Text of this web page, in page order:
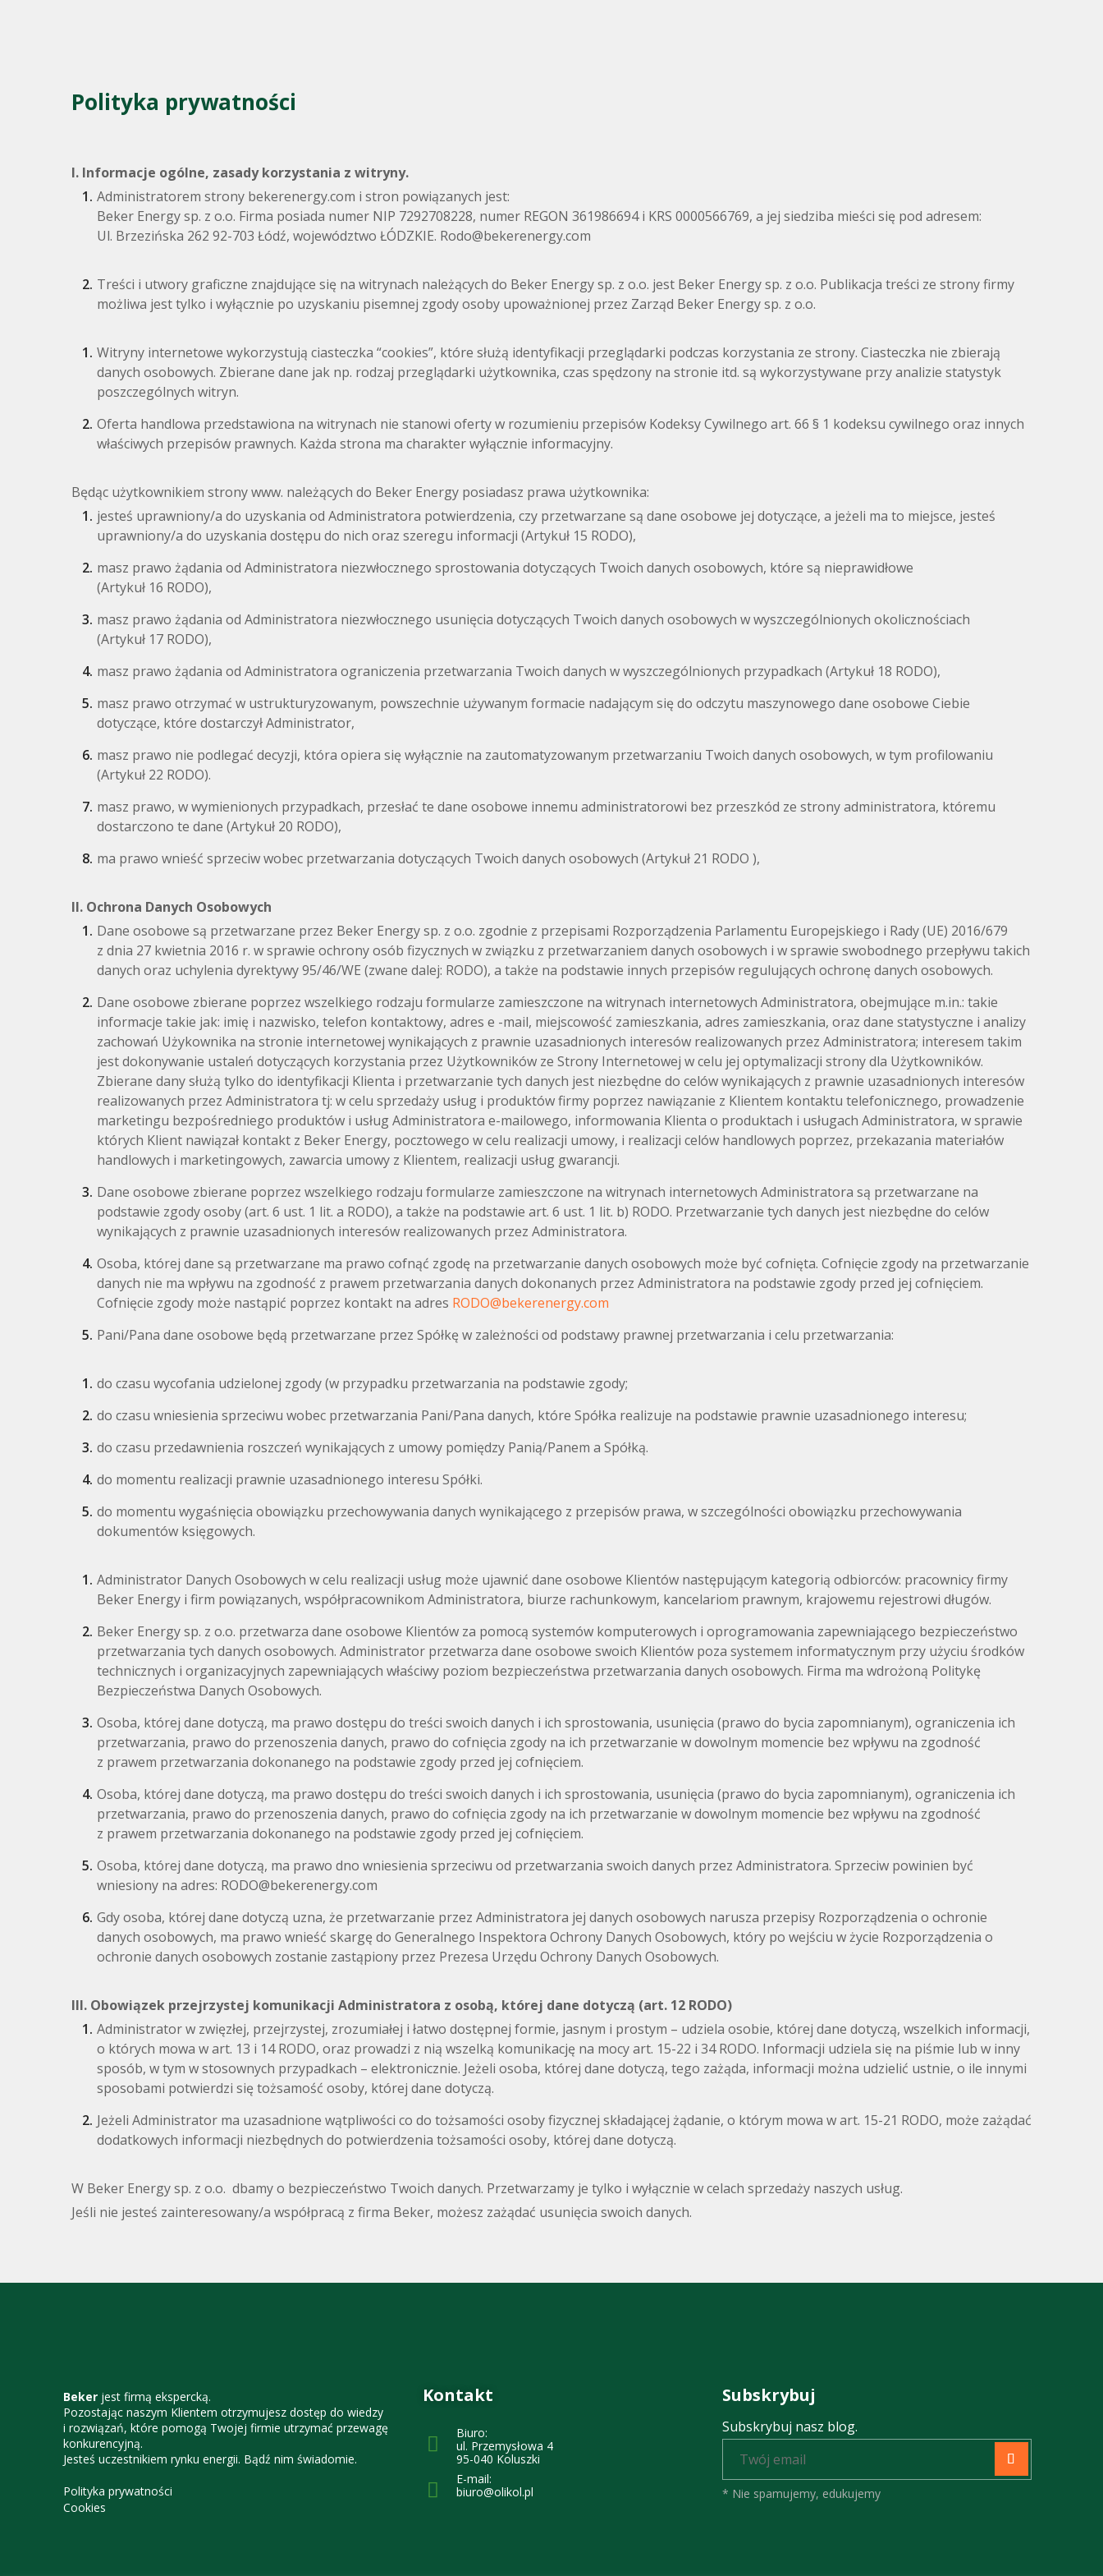
Polityka prywatności
I. Informacje ogólne, zasady korzystania z witryny.
Administratorem strony bekerenergy.com i stron powiązanych jest:
Beker Energy sp. z o.o. Firma posiada numer NIP 7292708228, numer REGON 361986694 i KRS 0000566769, a jej siedziba mieści się pod adresem:
Ul. Brzezińska 262 92-703 Łódź, województwo ŁÓDZKIE. Rodo@bekerenergy.com
Treści i utwory graficzne znajdujące się na witrynach należących do Beker Energy sp. z o.o. jest Beker Energy sp. z o.o. Publikacja treści ze strony firmy
możliwa jest tylko i wyłącznie po uzyskaniu pisemnej zgody osoby upoważnionej przez Zarząd Beker Energy sp. z o.o.
Witryny internetowe wykorzystują ciasteczka “cookies”, które służą identyfikacji przeglądarki podczas korzystania ze strony. Ciasteczka nie zbierają
danych osobowych. Zbierane dane jak np. rodzaj przeglądarki użytkownika, czas spędzony na stronie itd. są wykorzystywane przy analizie statystyk
poszczególnych witryn.
Oferta handlowa przedstawiona na witrynach nie stanowi oferty w rozumieniu przepisów Kodeksy Cywilnego art. 66 § 1 kodeksu cywilnego oraz innych
właściwych przepisów prawnych. Każda strona ma charakter wyłącznie informacyjny.
Będąc użytkownikiem strony www. należących do Beker Energy posiadasz prawa użytkownika:
jesteś uprawniony/a do uzyskania od Administratora potwierdzenia, czy przetwarzane są dane osobowe jej dotyczące, a jeżeli ma to miejsce, jesteś
uprawniony/a do uzyskania dostępu do nich oraz szeregu informacji (Artykuł 15 RODO),
masz prawo żądania od Administratora niezwłocznego sprostowania dotyczących Twoich danych osobowych, które są nieprawidłowe
(Artykuł 16 RODO),
masz prawo żądania od Administratora niezwłocznego usunięcia dotyczących Twoich danych osobowych w wyszczególnionych okolicznościach
(Artykuł 17 RODO),
masz prawo żądania od Administratora ograniczenia przetwarzania Twoich danych w wyszczególnionych przypadkach (Artykuł 18 RODO),
masz prawo otrzymać w ustrukturyzowanym, powszechnie używanym formacie nadającym się do odczytu maszynowego dane osobowe Ciebie
dotyczące, które dostarczył Administrator,
masz prawo nie podlegać decyzji, która opiera się wyłącznie na zautomatyzowanym przetwarzaniu Twoich danych osobowych, w tym profilowaniu
(Artykuł 22 RODO).
masz prawo, w wymienionych przypadkach, przesłać te dane osobowe innemu administratorowi bez przeszkód ze strony administratora, któremu
dostarczono te dane (Artykuł 20 RODO),
ma prawo wnieść sprzeciw wobec przetwarzania dotyczących Twoich danych osobowych (Artykuł 21 RODO ),
II. Ochrona Danych Osobowych
Dane osobowe są przetwarzane przez Beker Energy sp. z o.o. zgodnie z przepisami Rozporządzenia Parlamentu Europejskiego i Rady (UE) 2016/679
z dnia 27 kwietnia 2016 r. w sprawie ochrony osób fizycznych w związku z przetwarzaniem danych osobowych i w sprawie swobodnego przepływu takich
danych oraz uchylenia dyrektywy 95/46/WE (zwane dalej: RODO), a także na podstawie innych przepisów regulujących ochronę danych osobowych.
Dane osobowe zbierane poprzez wszelkiego rodzaju formularze zamieszczone na witrynach internetowych Administratora, obejmujące m.in.: takie
informacje takie jak: imię i nazwisko, telefon kontaktowy, adres e -mail, miejscowość zamieszkania, adres zamieszkania, oraz dane statystyczne i analizy
zachowań Użykownika na stronie internetowej wynikających z prawnie uzasadnionych interesów realizowanych przez Administratora; interesem takim
jest dokonywanie ustaleń dotyczących korzystania przez Użytkowników ze Strony Internetowej w celu jej optymalizacji strony dla Użytkowników.
Zbierane dany służą tylko do identyfikacji Klienta i przetwarzanie tych danych jest niezbędne do celów wynikających z prawnie uzasadnionych interesów
realizowanych przez Administratora tj: w celu sprzedaży usług i produktów firmy poprzez nawiązanie z Klientem kontaktu telefonicznego, prowadzenie
marketingu bezpośredniego produktów i usług Administratora e-mailowego, informowania Klienta o produktach i usługach Administratora, w sprawie
których Klient nawiązał kontakt z Beker Energy, pocztowego w celu realizacji umowy, i realizacji celów handlowych poprzez, przekazania materiałów
handlowych i marketingowych, zawarcia umowy z Klientem, realizacji usług gwarancji.
Dane osobowe zbierane poprzez wszelkiego rodzaju formularze zamieszczone na witrynach internetowych Administratora są przetwarzane na
podstawie zgody osoby (art. 6 ust. 1 lit. a RODO), a także na podstawie art. 6 ust. 1 lit. b) RODO. Przetwarzanie tych danych jest niezbędne do celów
wynikających z prawnie uzasadnionych interesów realizowanych przez Administratora.
Osoba, której dane są przetwarzane ma prawo cofnąć zgodę na przetwarzanie danych osobowych może być cofnięta. Cofnięcie zgody na przetwarzanie
danych nie ma wpływu na zgodność z prawem przetwarzania danych dokonanych przez Administratora na podstawie zgody przed jej cofnięciem.
Cofnięcie zgody może nastąpić poprzez kontakt na adres RODO@bekerenergy.com
Pani/Pana dane osobowe będą przetwarzane przez Spółkę w zależności od podstawy prawnej przetwarzania i celu przetwarzania:
do czasu wycofania udzielonej zgody (w przypadku przetwarzania na podstawie zgody;
do czasu wniesienia sprzeciwu wobec przetwarzania Pani/Pana danych, które Spółka realizuje na podstawie prawnie uzasadnionego interesu;
do czasu przedawnienia roszczeń wynikających z umowy pomiędzy Panią/Panem a Spółką.
do momentu realizacji prawnie uzasadnionego interesu Spółki.
do momentu wygaśnięcia obowiązku przechowywania danych wynikającego z przepisów prawa, w szczególności obowiązku przechowywania
dokumentów księgowych.
Administrator Danych Osobowych w celu realizacji usług może ujawnić dane osobowe Klientów następującym kategorią odbiorców: pracownicy firmy
Beker Energy i firm powiązanych, współpracownikom Administratora, biurze rachunkowym, kancelariom prawnym, krajowemu rejestrowi długów.
Beker Energy sp. z o.o. przetwarza dane osobowe Klientów za pomocą systemów komputerowych i oprogramowania zapewniającego bezpieczeństwo
przetwarzania tych danych osobowych. Administrator przetwarza dane osobowe swoich Klientów poza systemem informatycznym przy użyciu środków
technicznych i organizacyjnych zapewniających właściwy poziom bezpieczeństwa przetwarzania danych osobowych. Firma ma wdrożoną Politykę
Bezpieczeństwa Danych Osobowych.
Osoba, której dane dotyczą, ma prawo dostępu do treści swoich danych i ich sprostowania, usunięcia (prawo do bycia zapomnianym), ograniczenia ich
przetwarzania, prawo do przenoszenia danych, prawo do cofnięcia zgody na ich przetwarzanie w dowolnym momencie bez wpływu na zgodność
z prawem przetwarzania dokonanego na podstawie zgody przed jej cofnięciem.
Osoba, której dane dotyczą, ma prawo dostępu do treści swoich danych i ich sprostowania, usunięcia (prawo do bycia zapomnianym), ograniczenia ich
przetwarzania, prawo do przenoszenia danych, prawo do cofnięcia zgody na ich przetwarzanie w dowolnym momencie bez wpływu na zgodność
z prawem przetwarzania dokonanego na podstawie zgody przed jej cofnięciem.
Osoba, której dane dotyczą, ma prawo dno wniesienia sprzeciwu od przetwarzania swoich danych przez Administratora. Sprzeciw powinien być
wniesiony na adres: RODO@bekerenergy.com
Gdy osoba, której dane dotyczą uzna, że przetwarzanie przez Administratora jej danych osobowych narusza przepisy Rozporządzenia o ochronie
danych osobowych, ma prawo wnieść skargę do Generalnego Inspektora Ochrony Danych Osobowych, który po wejściu w życie Rozporządzenia o
ochronie danych osobowych zostanie zastąpiony przez Prezesa Urzędu Ochrony Danych Osobowych.
III. Obowiązek przejrzystej komunikacji Administratora z osobą, której dane dotyczą (art. 12 RODO)
Administrator w zwięzłej, przejrzystej, zrozumiałej i łatwo dostępnej formie, jasnym i prostym – udziela osobie, której dane dotyczą, wszelkich informacji,
o których mowa w art. 13 i 14 RODO, oraz prowadzi z nią wszelką komunikację na mocy art. 15-22 i 34 RODO. Informacji udziela się na piśmie lub w inny
sposób, w tym w stosownych przypadkach – elektronicznie. Jeżeli osoba, której dane dotyczą, tego zażąda, informacji można udzielić ustnie, o ile innymi
sposobami potwierdzi się tożsamość osoby, której dane dotyczą.
Jeżeli Administrator ma uzasadnione wątpliwości co do tożsamości osoby fizycznej składającej żądanie, o którym mowa w art. 15-21 RODO, może zażądać
dodatkowych informacji niezbędnych do potwierdzenia tożsamości osoby, której dane dotyczą.
W Beker Energy sp. z o.o. dbamy o bezpieczeństwo Twoich danych. Przetwarzamy je tylko i wyłącznie w celach sprzedaży naszych usług.
Jeśli nie jesteś zainteresowany/a współpracą z firma Beker, możesz zażądać usunięcia swoich danych.
Beker jest firmą ekspercką.
Pozostając naszym Klientem otrzymujesz dostęp do wiedzy
i rozwiązań, które pomogą Twojej firmie utrzymać przewagę
konkurencyjną.
Jesteś uczestnikiem rynku energii. Bądź nim świadomie.
Polityka prywatności
Cookies
Kontakt
Biuro:
ul. Przemysłowa 4
95-040 Koluszki
E-mail:
biuro@olikol.pl
Subskrybuj
Subskrybuj nasz blog.
* Nie spamujemy, edukujemy